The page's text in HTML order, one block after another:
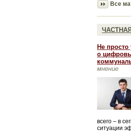
Все
Не
о
мнение
всего – в
ситуации